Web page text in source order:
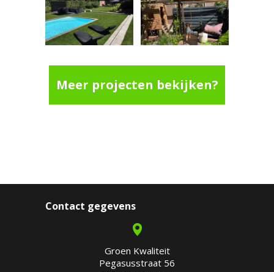
Meer projecten bekijken?
Contact gegevens
Groen Kwaliteit
Pegasusstraat 56